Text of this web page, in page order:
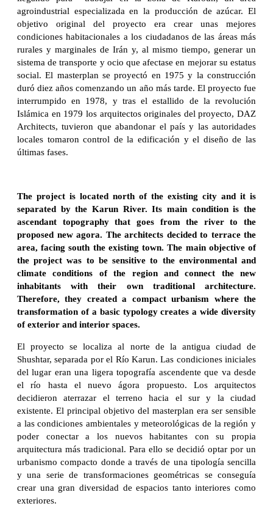
agroindustrial especializada en la producción de azúcar. El
objetivo original del proyecto era crear unas mejores
condiciones habitacionales a los ciudadanos de las áreas más
rurales y marginales de Irán y, al mismo tiempo, generar un
sistema de transporte y ocio que afectase en mejorar su estatus
social. El masterplan se proyectó en 1975 y la construcción
duró diez años comenzando un año más tarde. El proyecto fue
interrumpido en 1978, y tras el estallido de la revolución
Islámica en 1979 los arquitectos originales del proyecto, DAZ
Architects, tuvieron que abandonar el país y las autoridades
locales tomaron control de la edificación y el diseño de las
últimas fases.
The project is located north of the existing city and it is
separated by the Karun River. Its main condition is the
ascendant topography that goes from the river to the
proposed new agora. The architects decided to terrace the
area, facing south the existing town. The main objective of
the project was to be sensitive to the environmental and
climate conditions of the region and connect the new
inhabitants with their own traditional architecture.
Therefore, they created a compact urbanism where the
transformation of a basic typology creates a wide diversity
of exterior and interior spaces.
El proyecto se localiza al norte de la antigua ciudad de
Shushtar, separada por el Río Karun. Las condiciones iniciales
del lugar eran una ligera topografía ascendente que va desde
el río hasta el nuevo ágora propuesto. Los arquitectos
decidieron aterrazar el terreno hacia el sur y la ciudad
existente. El principal objetivo del masterplan era ser sensible
a las condiciones ambientales y meteorológicas de la región y
poder conectar a los nuevos habitantes con su propia
arquitectura más tradicional. Para ello se decidió optar por un
urbanismo compacto donde a través de una tipología sencilla
y una serie de transformaciones geométricas se conseguía
crear una gran diversidad de espacios tanto interiores como
exteriores.